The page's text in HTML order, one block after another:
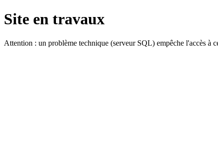
Site en travaux
Attention : un problème technique (serveur SQL) empêche l'accès à